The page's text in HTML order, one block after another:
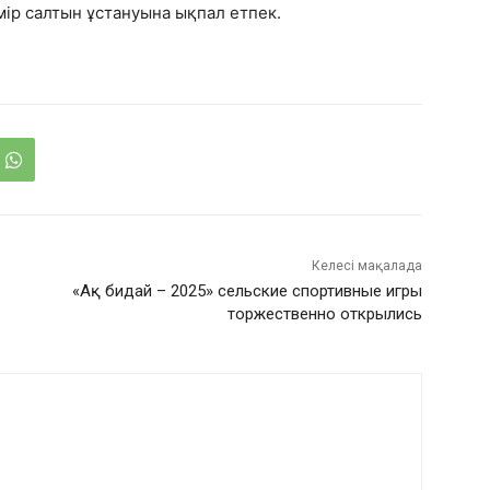
салтын ұстануына ықпал етпек.
Келесі мақалада
«Ақ бидай – 2025» сельские спортивные игры
торжественно открылись